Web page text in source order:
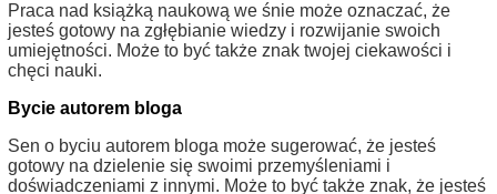
Praca nad książką naukową we śnie może oznaczać, że
jesteś gotowy na zgłębianie wiedzy i rozwijanie swoich
umiejętności. Może to być także znak twojej ciekawości i
chęci nauki.
Bycie autorem bloga
Sen o byciu autorem bloga może sugerować, że jesteś
gotowy na dzielenie się swoimi przemyśleniami i
doświadczeniami z innymi. Może to być także znak, że jesteś